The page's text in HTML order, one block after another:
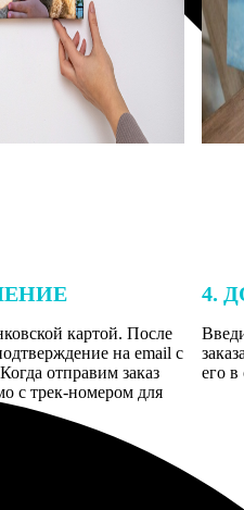
картой. После
на email с
отправим заказ
с трек-номером для
4.
его